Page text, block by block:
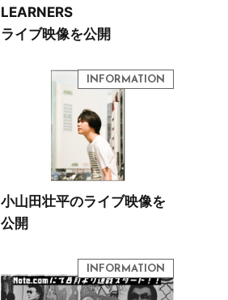
LEARNERS
ライブ映像を公開
小山田壮平のライブ映像を
公開